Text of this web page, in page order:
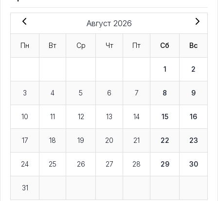
Август 2026
Пн Вт Ср Чт Пт Сб Вс
1 2
3 4 5 6 7 8 9
10 11 12 13 14 15 16
17 18 19 20 21 22 23
24 25 26 27 28 29 30
31